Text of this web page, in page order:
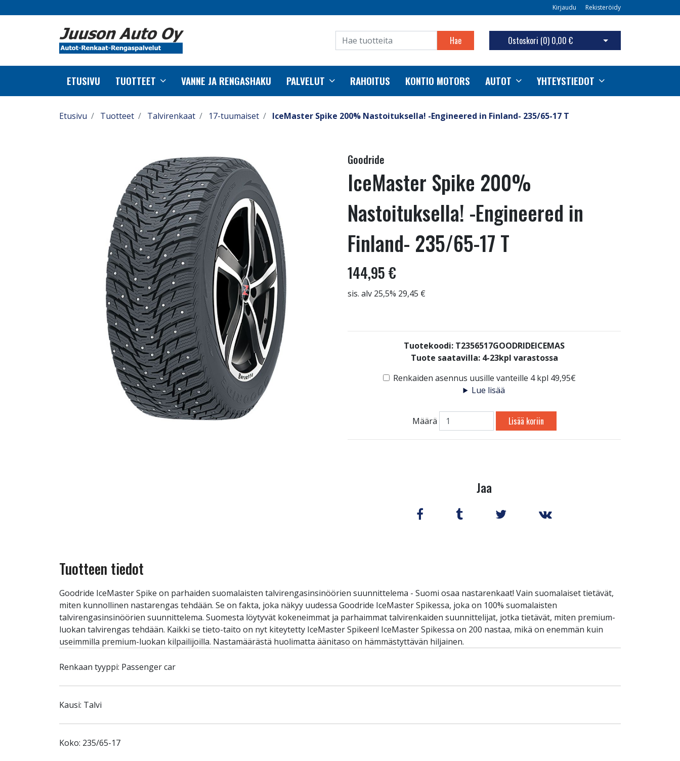
Kirjaudu Rekisteröidy
Hae Ostoskori (0) 0,00 € Avaa ostoskori
ETUSIVU TUOTTEET VANNE JA RENGASHAKU PALVELUT RAHOITUS KONTIO MOTORS AUTOT YHTEYSTIEDOT
Etusivu Tuotteet Talvirenkaat 17-tuumaiset IceMaster Spike 200% Nastoituksella! -Engineered in Finland- 235/65-17 T
Goodride
IceMaster Spike 200%
Nastoituksella! -Engineered in
Finland- 235/65-17 T
144,95 €
sis. alv 25,5% 29,45 €
Tuotekoodi: T2356517GOODRIDEICEMAS
Tuote saatavilla: 4-23kpl varastossa
Renkaiden asennus uusille vanteille 4 kpl 49,95€
Lue lisää
Määrä Lisää koriin
Jaa
Tuotteen tiedot
Goodride IceMaster Spike on parhaiden suomalaisten talvirengasinsinöörien suunnittelema - Suomi osaa nastarenkaat! Vain suomalaiset tietävät,
miten kunnollinen nastarengas tehdään. Se on fakta, joka näkyy uudessa Goodride IceMaster Spikessa, joka on 100% suomalaisten
talvirengasinsinöörien suunnittelema. Suomesta löytyvät kokeneimmat ja parhaimmat talvirenkaiden suunnittelijat, jotka tietävät, miten premium-
luokan talvirengas tehdään. Kaikki se tieto-taito on nyt kiteytetty IceMaster Spikeen! IceMaster Spikessa on 200 nastaa, mikä on enemmän kuin
useimmilla premium-luokan kilpailijoilla. Nastamäärästä huolimatta äänitaso on hämmästyttävän hiljainen.
Renkaan tyyppi: Passenger car
Kausi: Talvi
Koko: 235/65-17